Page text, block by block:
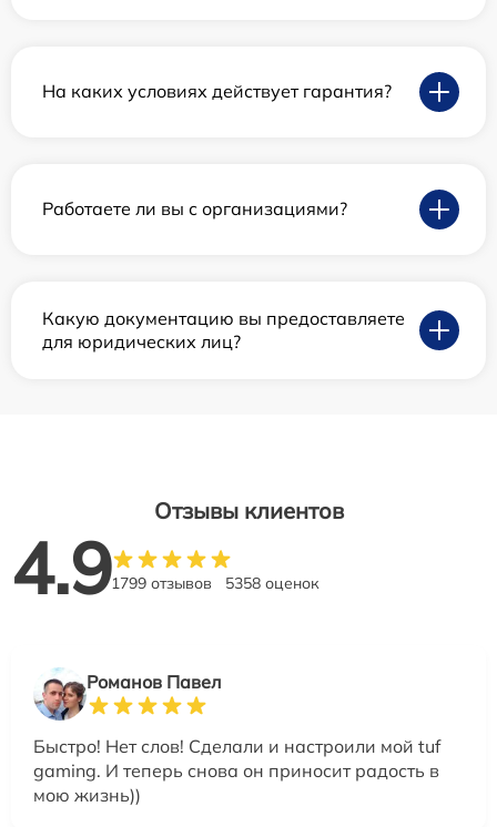
На каких условиях действует гарантия?
Работаете ли вы с организациями?
Какую документацию вы предоставляете
для юридических лиц?
Отзывы клиентов
4.91799 отзывов 5358 оценок
Романов Павел
Быстро! Нет слов! Сделали и настроили мой tuf
gaming. И теперь снова он приносит радость в
мою жизнь))